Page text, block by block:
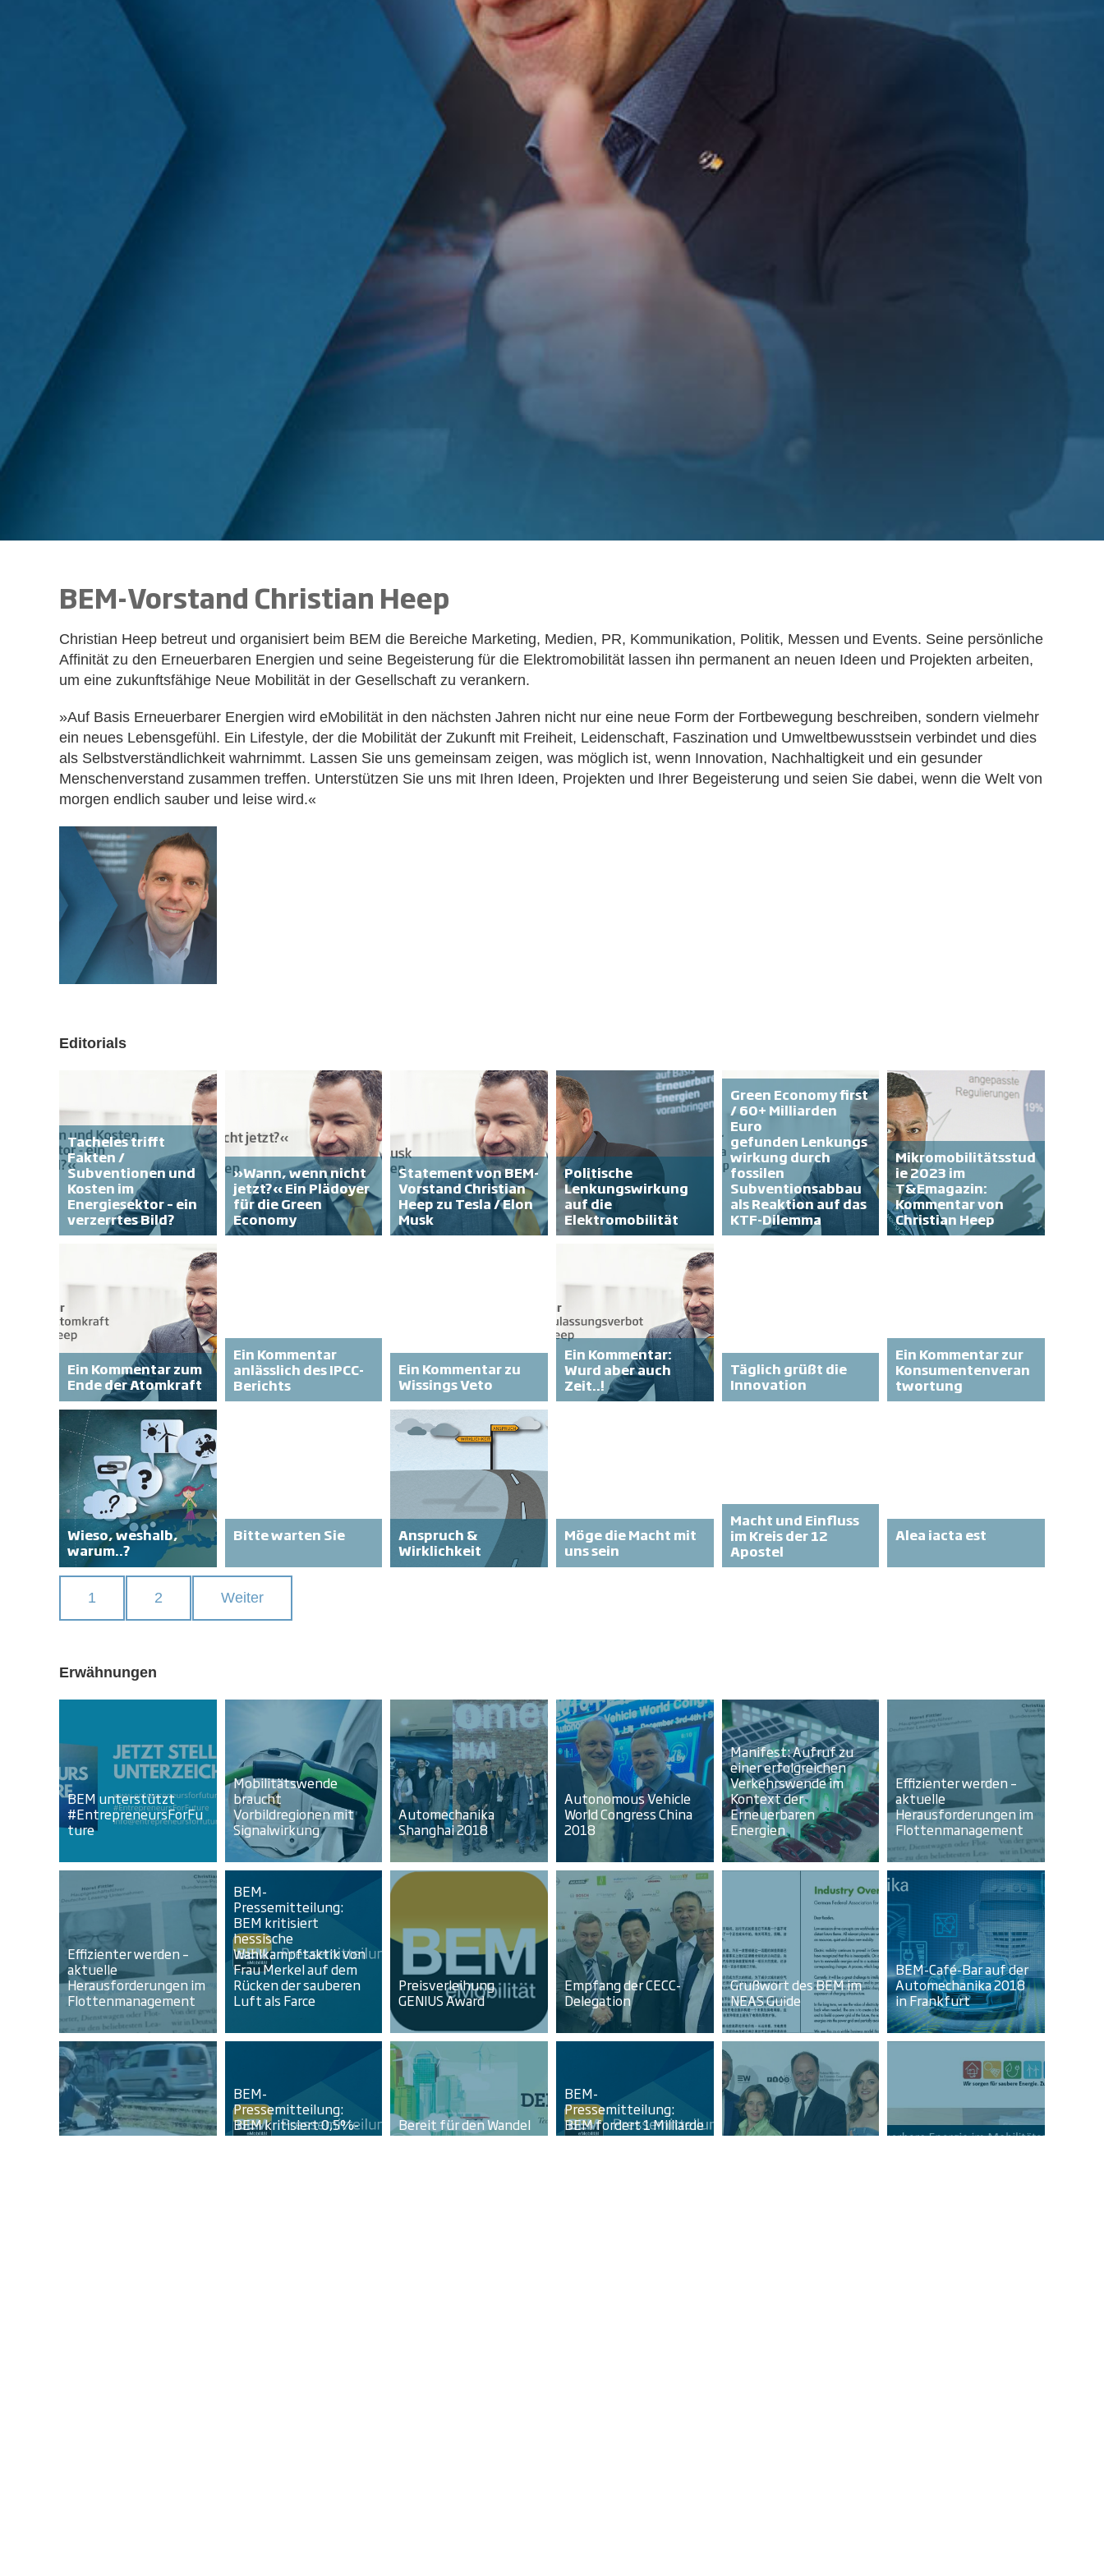
BEM-Vorstand Christian Heep
Christian Heep betreut und organisiert beim BEM die Bereiche Marketing, Medien, PR, Kommunikation, Politik, Messen und Events. Seine persönliche
Affinität zu den Erneuerbaren Energien und seine Begeisterung für die Elektromobilität lassen ihn permanent an neuen Ideen und Projekten arbeiten,
um eine zukunftsfähige Neue Mobilität in der Gesellschaft zu verankern.
»Auf Basis Erneuerbarer Energien wird eMobilität in den nächsten Jahren nicht nur eine neue Form der Fortbewegung beschreiben, sondern vielmehr
ein neues Lebensgefühl. Ein Lifestyle, der die Mobilität der Zukunft mit Freiheit, Leidenschaft, Faszination und Umweltbewusstsein verbindet und dies
als Selbstverständlichkeit wahrnimmt. Lassen Sie uns gemeinsam zeigen, was möglich ist, wenn Innovation, Nachhaltigkeit und ein gesunder
Menschenverstand zusammen treffen. Unterstützen Sie uns mit Ihren Ideen, Projekten und Ihrer Begeisterung und seien Sie dabei, wenn die Welt von
morgen endlich sauber und leise wird.«
Editorials
Tacheles trifft
Fakten /
Subventionen und
Kosten im
Energiesektor – ein
verzerrtes Bild?
»Wann, wenn nicht
jetzt?« Ein Plädoyer
für die Green
Economy
Statement von BEM-
Vorstand Christian
Heep zu Tesla / Elon
Musk
Politische
Lenkungswirkung
auf die
Elektromobilität
Green Economy first
/ 60+ Milliarden
Euro
gefunden Lenkungs
wirkung durch
fossilen
Subventionsabbau
als Reaktion auf das
KTF-Dilemma
Mikromobilitätsstud
ie 2023 im
T&Emagazin:
Kommentar von
Christian Heep
Ein Kommentar zum
Ende der Atomkraft
Ein Kommentar
anlässlich des IPCC-
Berichts
Ein Kommentarzu
Wissings Veto
Ein Kommentar:
Wurd aber auch
Zeit..!
Täglich grüßt die
Innovation
Ein Kommentar zur
Konsumentenveran
twortung
Wieso, weshalb,
warum..?
Bitte warten Sie Anspruch &
Wirklichkeit
Möge die Macht mit
uns sein
Macht und Einfluss
im Kreis der 12
Apostel
Alea iacta est
1 2 Weiter
Erwähnungen
BEM unterstützt
#EntrepreneursForFu
ture
Mobilitätswende
braucht
Vorbildregionen mit
Signalwirkung
Automechanika
Shanghai 2018
Autonomous Vehicle
World Congress China
2018
Manifest: Aufruf zu
einer erfolgreichen
Verkehrswende im
Kontext der
Erneuerbaren
Energien
Effizienter werden –
aktuelle
Herausforderungen im
Flottenmanagement
Effizienter werden –
aktuelle
Herausforderungen im
Flottenmanagement
BEM-
Pressemitteilung:
BEM kritisiert
hessische
Wahlkampftaktik von
Frau Merkel auf dem
Rücken der sauberen
Luft als Farce
Preisverleihung
GENIUS Award
Empfang der CECC-
Delegation
Grußwort des BEM im
NEAS Guide
BEM-Café-Bar auf der
Automechanika 2018
in Frankfurt
BEM-
Pressemitteilung:
BEM kritisiert 0,5%-
Regelung für
Bereit für den Wandel
– Statement von BEM-
BEM-
Pressemitteilung:
BEM fordert 1 Milliarde
Euro Strafzahlung von BEE-Positionspapier: